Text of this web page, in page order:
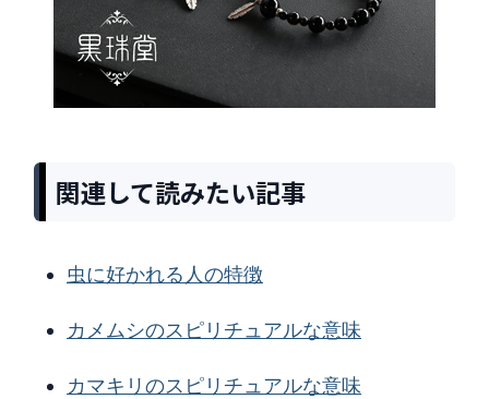
関連して読みたい記事
虫に好かれる人の特徴
カメムシのスピリチュアルな意味
カマキリのスピリチュアルな意味